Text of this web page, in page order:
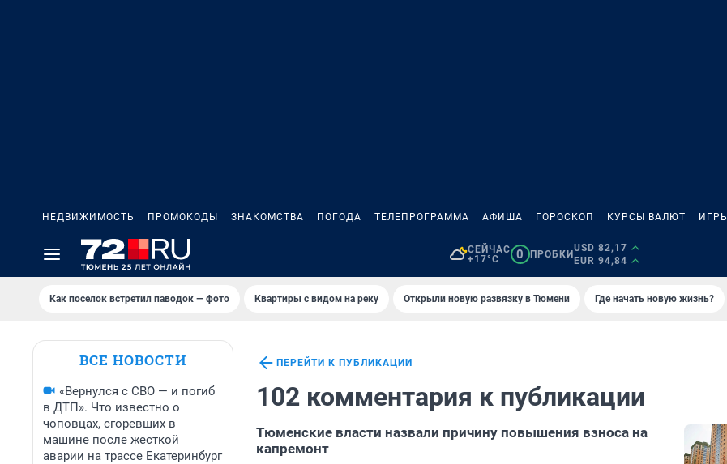
НЕДВИЖИМОСТЬ ПРОМОКОДЫ ЗНАКОМСТВА ПОГОДА ТЕЛЕПРОГРАММА АФИША ГОРОСКОП КУРСЫ ВАЛЮТ ИГРЫ
СЕЙЧАС
+17°C
0 ПРОБКИ
USD 82,17
EUR 94,84
Как поселок встретил паводок — фото Квартиры с видом на реку Открыли новую развязку в Тюмени Где начать новую жизнь?
ВСЕ НОВОСТИ
«Вернулся с СВО — и погиб
в ДТП». Что известно о
чоповцах, сгоревших в
машине после жесткой
аварии на трассе Екатеринбург
ПЕРЕЙТИ К ПУБЛИКАЦИИ
102 комментария к публикации
Тюменские власти назвали причину повышения взноса на
капремонт